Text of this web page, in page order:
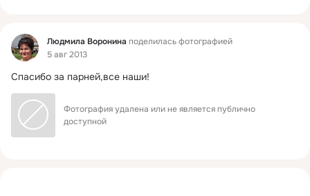
Фид Людмила Воронина поделилась фотографией
5 авг 2013
Спасибо за парней,все наши!
Фотография удалена или не является публично
доступной